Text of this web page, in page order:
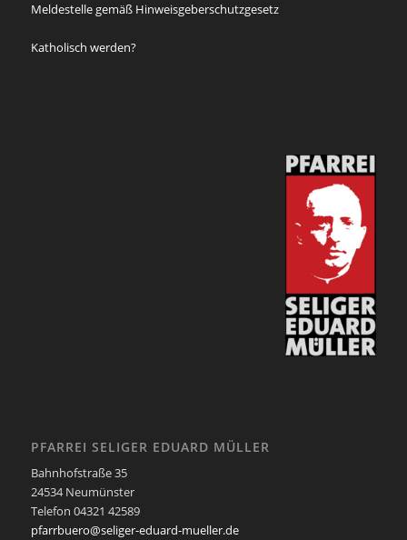
Meldestelle gemäß Hinweisgeberschutzgesetz
Katholisch werden?
PFARREI SELIGER EDUARD MÜLLER
Bahnhofstraße 35
24534 Neumünster
Telefon 04321 42589
pfarrbuero@seliger-eduard-mueller.de